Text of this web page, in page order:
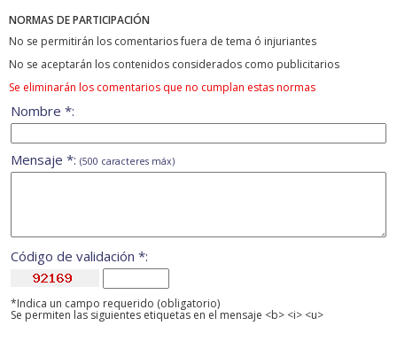
NORMAS DE PARTICIPACIÓN
No se permitirán los comentarios fuera de tema ó injuriantes
No se aceptarán los contenidos considerados como publicitarios
Se eliminarán los comentarios que no cumplan estas normas
Nombre *:
Mensaje *: (500 caracteres máx)
Código de validación *:
*Indica un campo requerido (obligatorio)
Se permiten las siguientes etiquetas en el mensaje <b> <i> <u>